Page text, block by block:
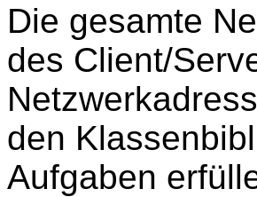
Die gesamte
des Client/
den
Aufgaben